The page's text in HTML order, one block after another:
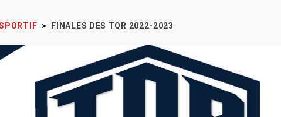
> FINALES DES TQR 2022-2023